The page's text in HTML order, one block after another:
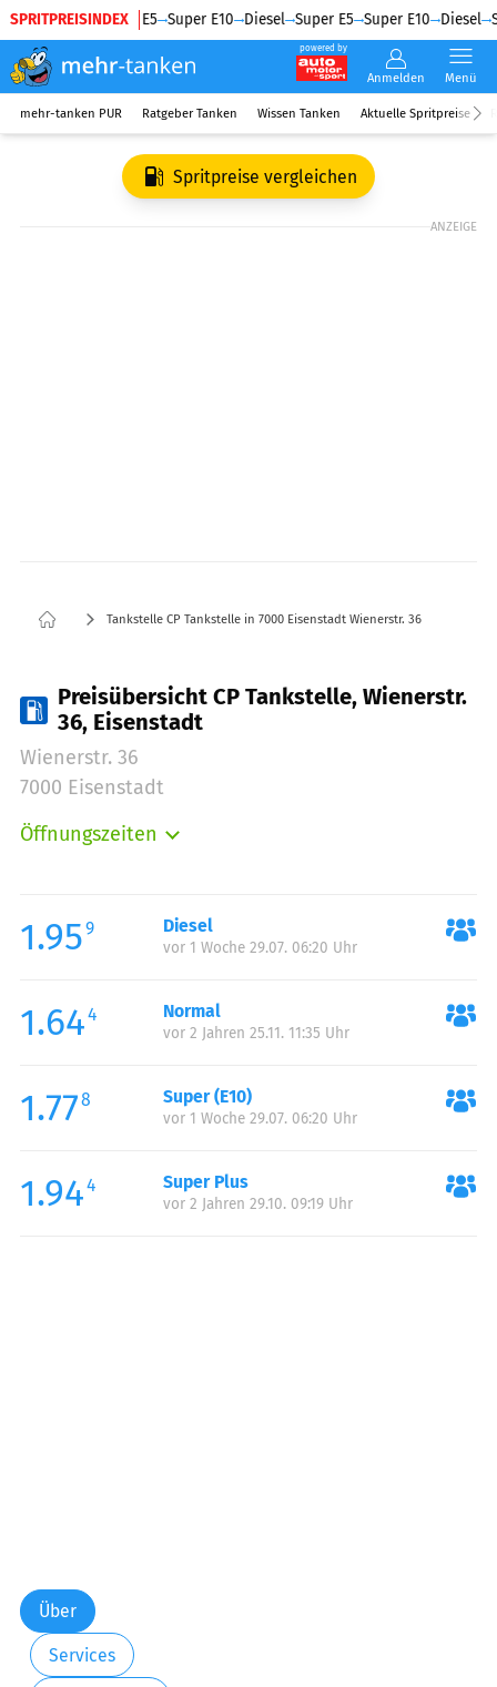
SPRITPREISINDEX
Diesel Super E5 Super E10 Diesel Super E5 Super E10 Diesel
powered by
Anmelden Menü
mehr-tanken PUR Ratgeber Tanken Wissen Tanken Aktuelle Spritpreise
Spritpreise vergleichen
ANZEIGE
Tankstelle CP Tankstelle in 7000 Eisenstadt Wienerstr. 36
Preisübersicht CP Tankstelle, Wienerstr.
36, Eisenstadt
Wienerstr. 36
7000 Eisenstadt
Öffnungszeiten
Mittwoch:
06:00-20:00
Donnerstag:
Samstag:
06:00-20:00
Sonntag:
1.959 Diesel
vor 1 Woche 29.07. 06:20 Uhr
1.644 Normal
vor 2 Jahren 25.11. 11:35 Uhr
1.778 Super (E10)
vor 1 Woche 29.07. 06:20 Uhr
1.944 Super Plus
vor 2 Jahren 29.10. 09:19 Uhr
Über
Services